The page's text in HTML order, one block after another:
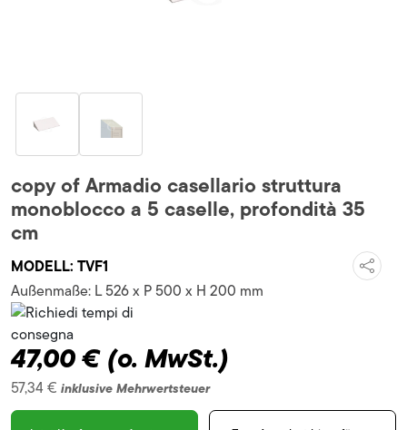
copy of Armadio casellario struttura
monoblocco a 5 caselle, profondità 35
cm
MODELL: TVF1
Außenmaße: L 526 x P 500 x H 200 mm
47,00 € (o. MwSt.)
57,34 € inklusive Mehrwertsteuer